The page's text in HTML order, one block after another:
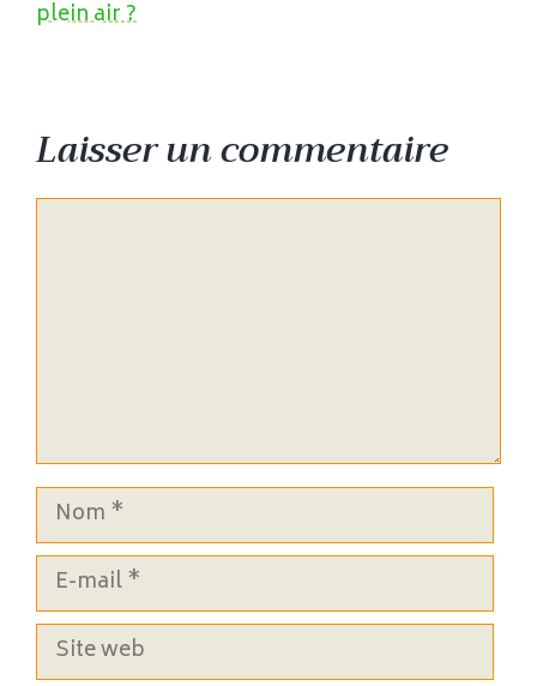
plein air ?
Laisser un commentaire
Commentaire
Nom
E-
mail
Site
web